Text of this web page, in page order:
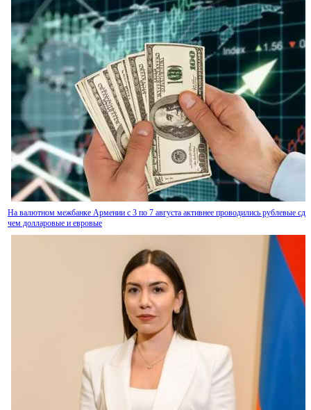
Прибыль страховых компаний Армении замедляется в росте из-за приближающихся к
стагнации премий
В Армении приступят к классификации гостиниц с присвоением звезд
На валютном межбанке Армении с 3 по 7 августа активнее проводились рублевые
чем долларовые и евровые